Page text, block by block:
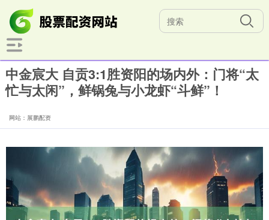
中金宸大 自贡3:1胜资阳的场内外：门将“太
忙与太闲”，鲜锅兔与小龙虾“斗鲜”！
网站：展鹏配资